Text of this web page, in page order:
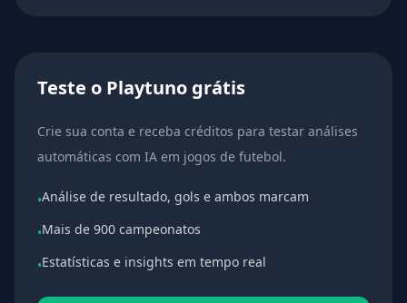
Teste o Playtuno grátis
Crie sua conta e receba créditos para testar análises
automáticas com IA em jogos de futebol.
•Análise de resultado, gols e ambos marcam
•Mais de 900 campeonatos
•Estatísticas e insights em tempo real